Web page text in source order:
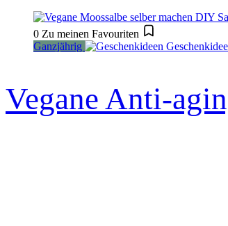
0 Zu meinen Favouriten
Ganzjährig
Vegane Anti-